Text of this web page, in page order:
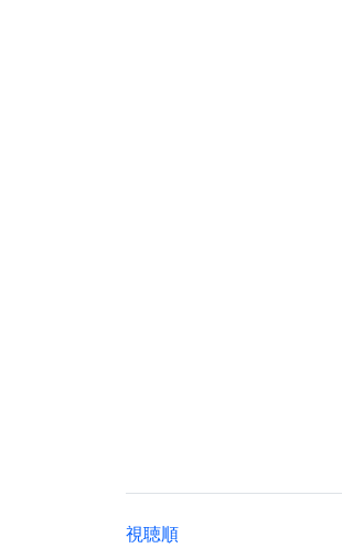
視聴順